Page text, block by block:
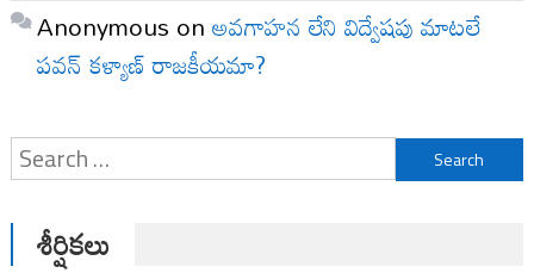
Anonymous onఅవగాహన లేని విద్వేషపు మాటలే
పవన్ కళ్యాణ్ రాజకీయమా?
Search
for:
శీర్షికలు